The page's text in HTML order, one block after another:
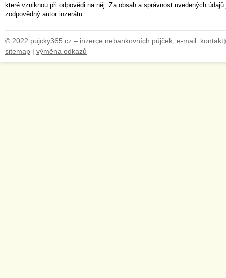
které vzniknou při odpovědi na něj. Za obsah a správnost uvedených
zodpovědný autor inzerátu.
© 2022 pujcky365.cz – inzerce nebankovních půjček; e-mail:
sitemap | výměna odkazů